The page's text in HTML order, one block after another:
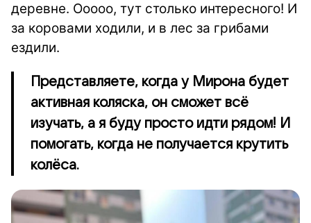
деревне. Ооооо, тут столько интересного! И
за коровами ходили, и в лес за грибами
ездили.
Представляете, когда у Мирона будет
активная коляска, он сможет всё
изучать, а я буду просто идти рядом! И
помогать, когда не получается крутить
колёса.